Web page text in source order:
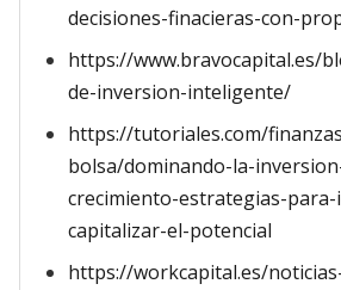
decisiones-finacieras-con-
https://www.bravocapital.es/
de-inversion-inteligente/
https://tutoriales.com/
bolsa/dominando-la-
crecimiento-estrategias-
capitalizar-el-potencial
https://workcapital.es/